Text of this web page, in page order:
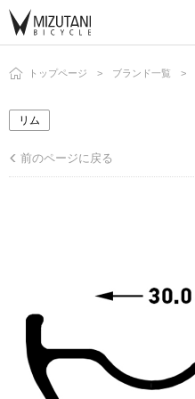
トップページ ブランド一覧
リム
前のページに戻る